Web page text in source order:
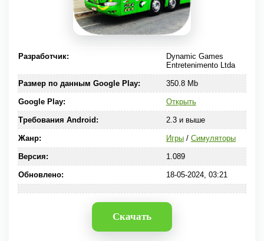
Разработчик:
Dynamic Games
Entretenimento Ltda
Размер по данным Google Play: 350.8 Mb
Google Play: Открыть
Требования Android: 2.3 и выше
Жанр: Игры/ Симуляторы
Версия: 1.089
Обновлено: 18-05-2024, 03:21
Скачать